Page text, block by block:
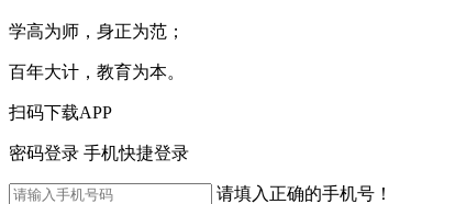
学高为师，身正为范；
百年大计，教育为本。
扫码下载APP
密码登录 手机快捷登录
请填入正确的手机号！